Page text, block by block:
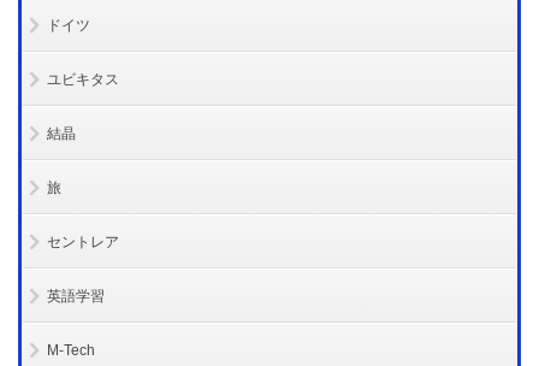
ドイツ
ユビキタス
結晶
旅
セントレア
英語学習
M-Tech